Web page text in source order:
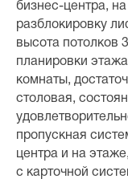
бизнес-центра,
разблокировку
высота потолков
планировки
комнаты,
столовая,
пропускная
центра и на
с карточной